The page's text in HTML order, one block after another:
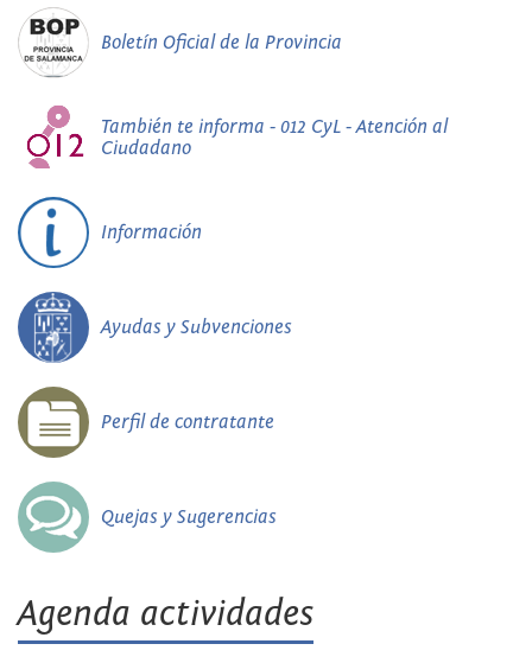
Boletín Oficial de la Provincia
También te informa - 012 CyL - Atención al
Ciudadano
Información
Ayudas y Subvenciones
Perfil de contratante
Quejas y Sugerencias
Agenda actividades